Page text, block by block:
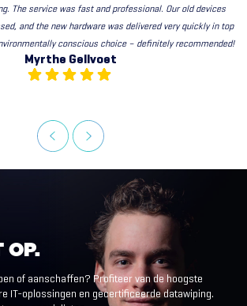
Myrthe Gellvoet
The service was fast and professional. Our old devices
and the new hardware was delivered very quickly in top
conscious choice – definitely recommended!
OP.
of aanschaffen? Profiteer van de hoogste
IT-oplossingen en gecertificeerde datawiping.